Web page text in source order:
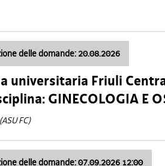
delle domande: 20.08.2026
universitaria Friuli
GINECOLOGIA E
FC)
delle domande: 07.09.2026 12:00